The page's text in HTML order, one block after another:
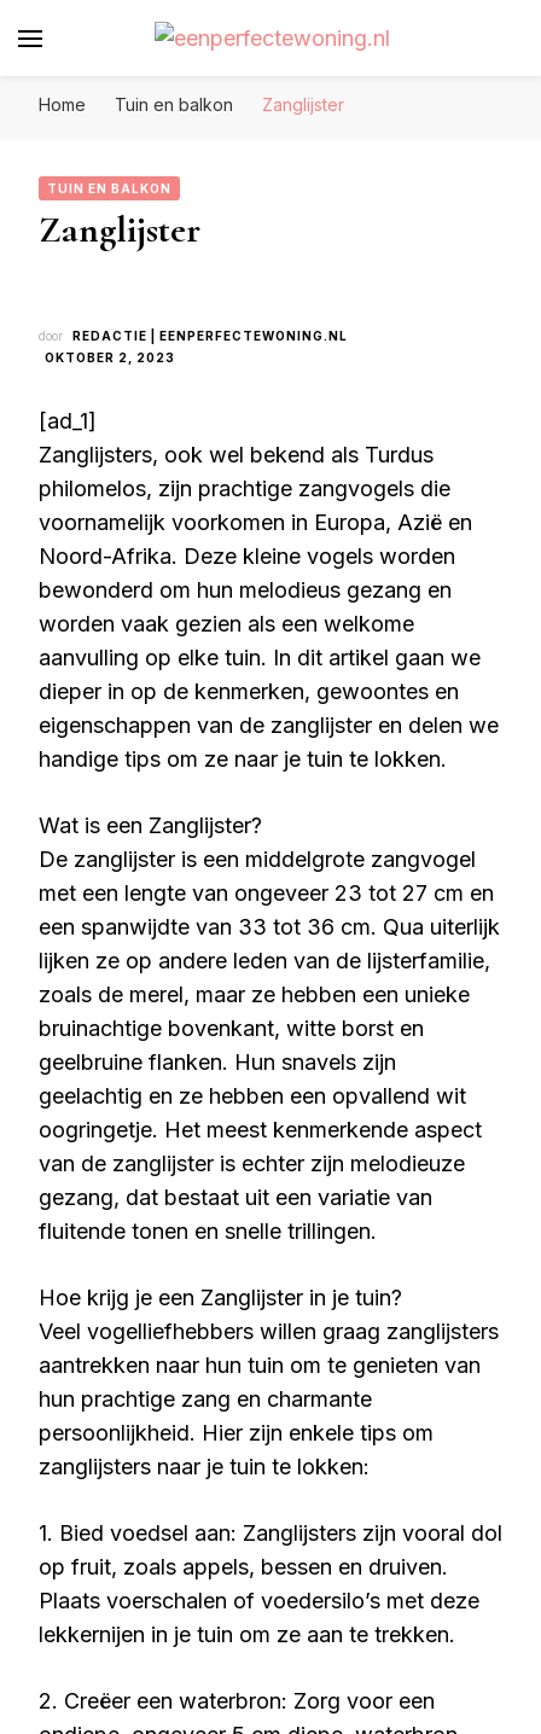
Home Tuin en balkon Zanglijster
TUIN EN BALKON
Zanglijster
door
REDACTIE | EENPERFECTEWONING.NL
OKTOBER 2, 2023
[ad_1]
Zanglijsters, ook wel bekend als Turdus
philomelos, zijn prachtige zangvogels die
voornamelijk voorkomen in Europa, Azië en
Noord-Afrika. Deze kleine vogels worden
bewonderd om hun melodieus gezang en
worden vaak gezien als een welkome
aanvulling op elke tuin. In dit artikel gaan we
dieper in op de kenmerken, gewoontes en
eigenschappen van de zanglijster en delen we
handige tips om ze naar je tuin te lokken.
Wat is een Zanglijster?
De zanglijster is een middelgrote zangvogel
met een lengte van ongeveer 23 tot 27 cm en
een spanwijdte van 33 tot 36 cm. Qua uiterlijk
lijken ze op andere leden van de lijsterfamilie,
zoals de merel, maar ze hebben een unieke
bruinachtige bovenkant, witte borst en
geelbruine flanken. Hun snavels zijn
geelachtig en ze hebben een opvallend wit
oogringetje. Het meest kenmerkende aspect
van de zanglijster is echter zijn melodieuze
gezang, dat bestaat uit een variatie van
fluitende tonen en snelle trillingen.
Hoe krijg je een Zanglijster in je tuin?
Veel vogelliefhebbers willen graag zanglijsters
aantrekken naar hun tuin om te genieten van
hun prachtige zang en charmante
persoonlijkheid. Hier zijn enkele tips om
zanglijsters naar je tuin te lokken:
1. Bied voedsel aan: Zanglijsters zijn vooral dol
op fruit, zoals appels, bessen en druiven.
Plaats voerschalen of voedersilo’s met deze
lekkernijen in je tuin om ze aan te trekken.
2. Creëer een waterbron: Zorg voor een